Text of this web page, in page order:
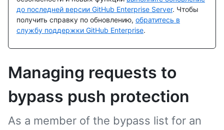
до последней версии GitHub Enterprise Server. Чтобы
получить справку по обновлению, обратитесь в
службу поддержки GitHub Enterprise.
Managing requests to
bypass push protection
As a member of the bypass list for an